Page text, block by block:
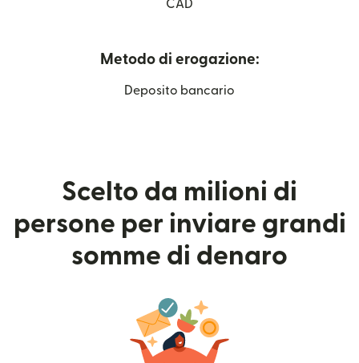
CAD
Metodo di erogazione:
Deposito bancario
Scelto da milioni di
persone per inviare grandi
somme di denaro